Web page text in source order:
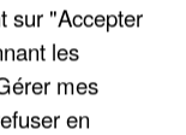
sur "Accepter
les
mes
en